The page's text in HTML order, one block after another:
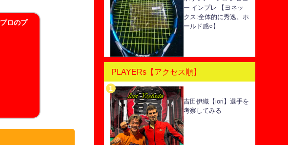
ロのプ
ー インプレ 【ヨネッ
クス:全体的に秀逸。ホ
ールド感○】
PLAYERs【アクセス順】
吉田伊織【iori】選手を
考察してみる